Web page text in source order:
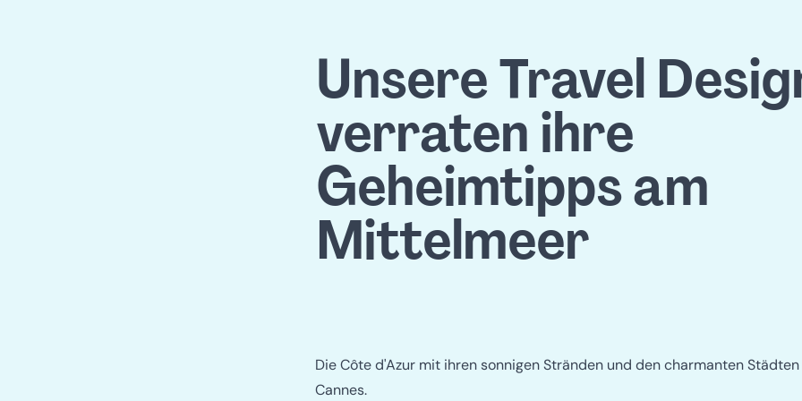
Unsere Travel
verraten ihre
Geheimtippsam
Mittelmeer
Die Côte d'Azur mit ihren sonnigen Stränden und den charmanten Städten
Cannes.